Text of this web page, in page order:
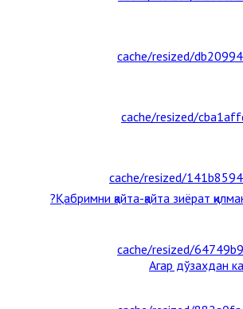
Агар дўзахдан